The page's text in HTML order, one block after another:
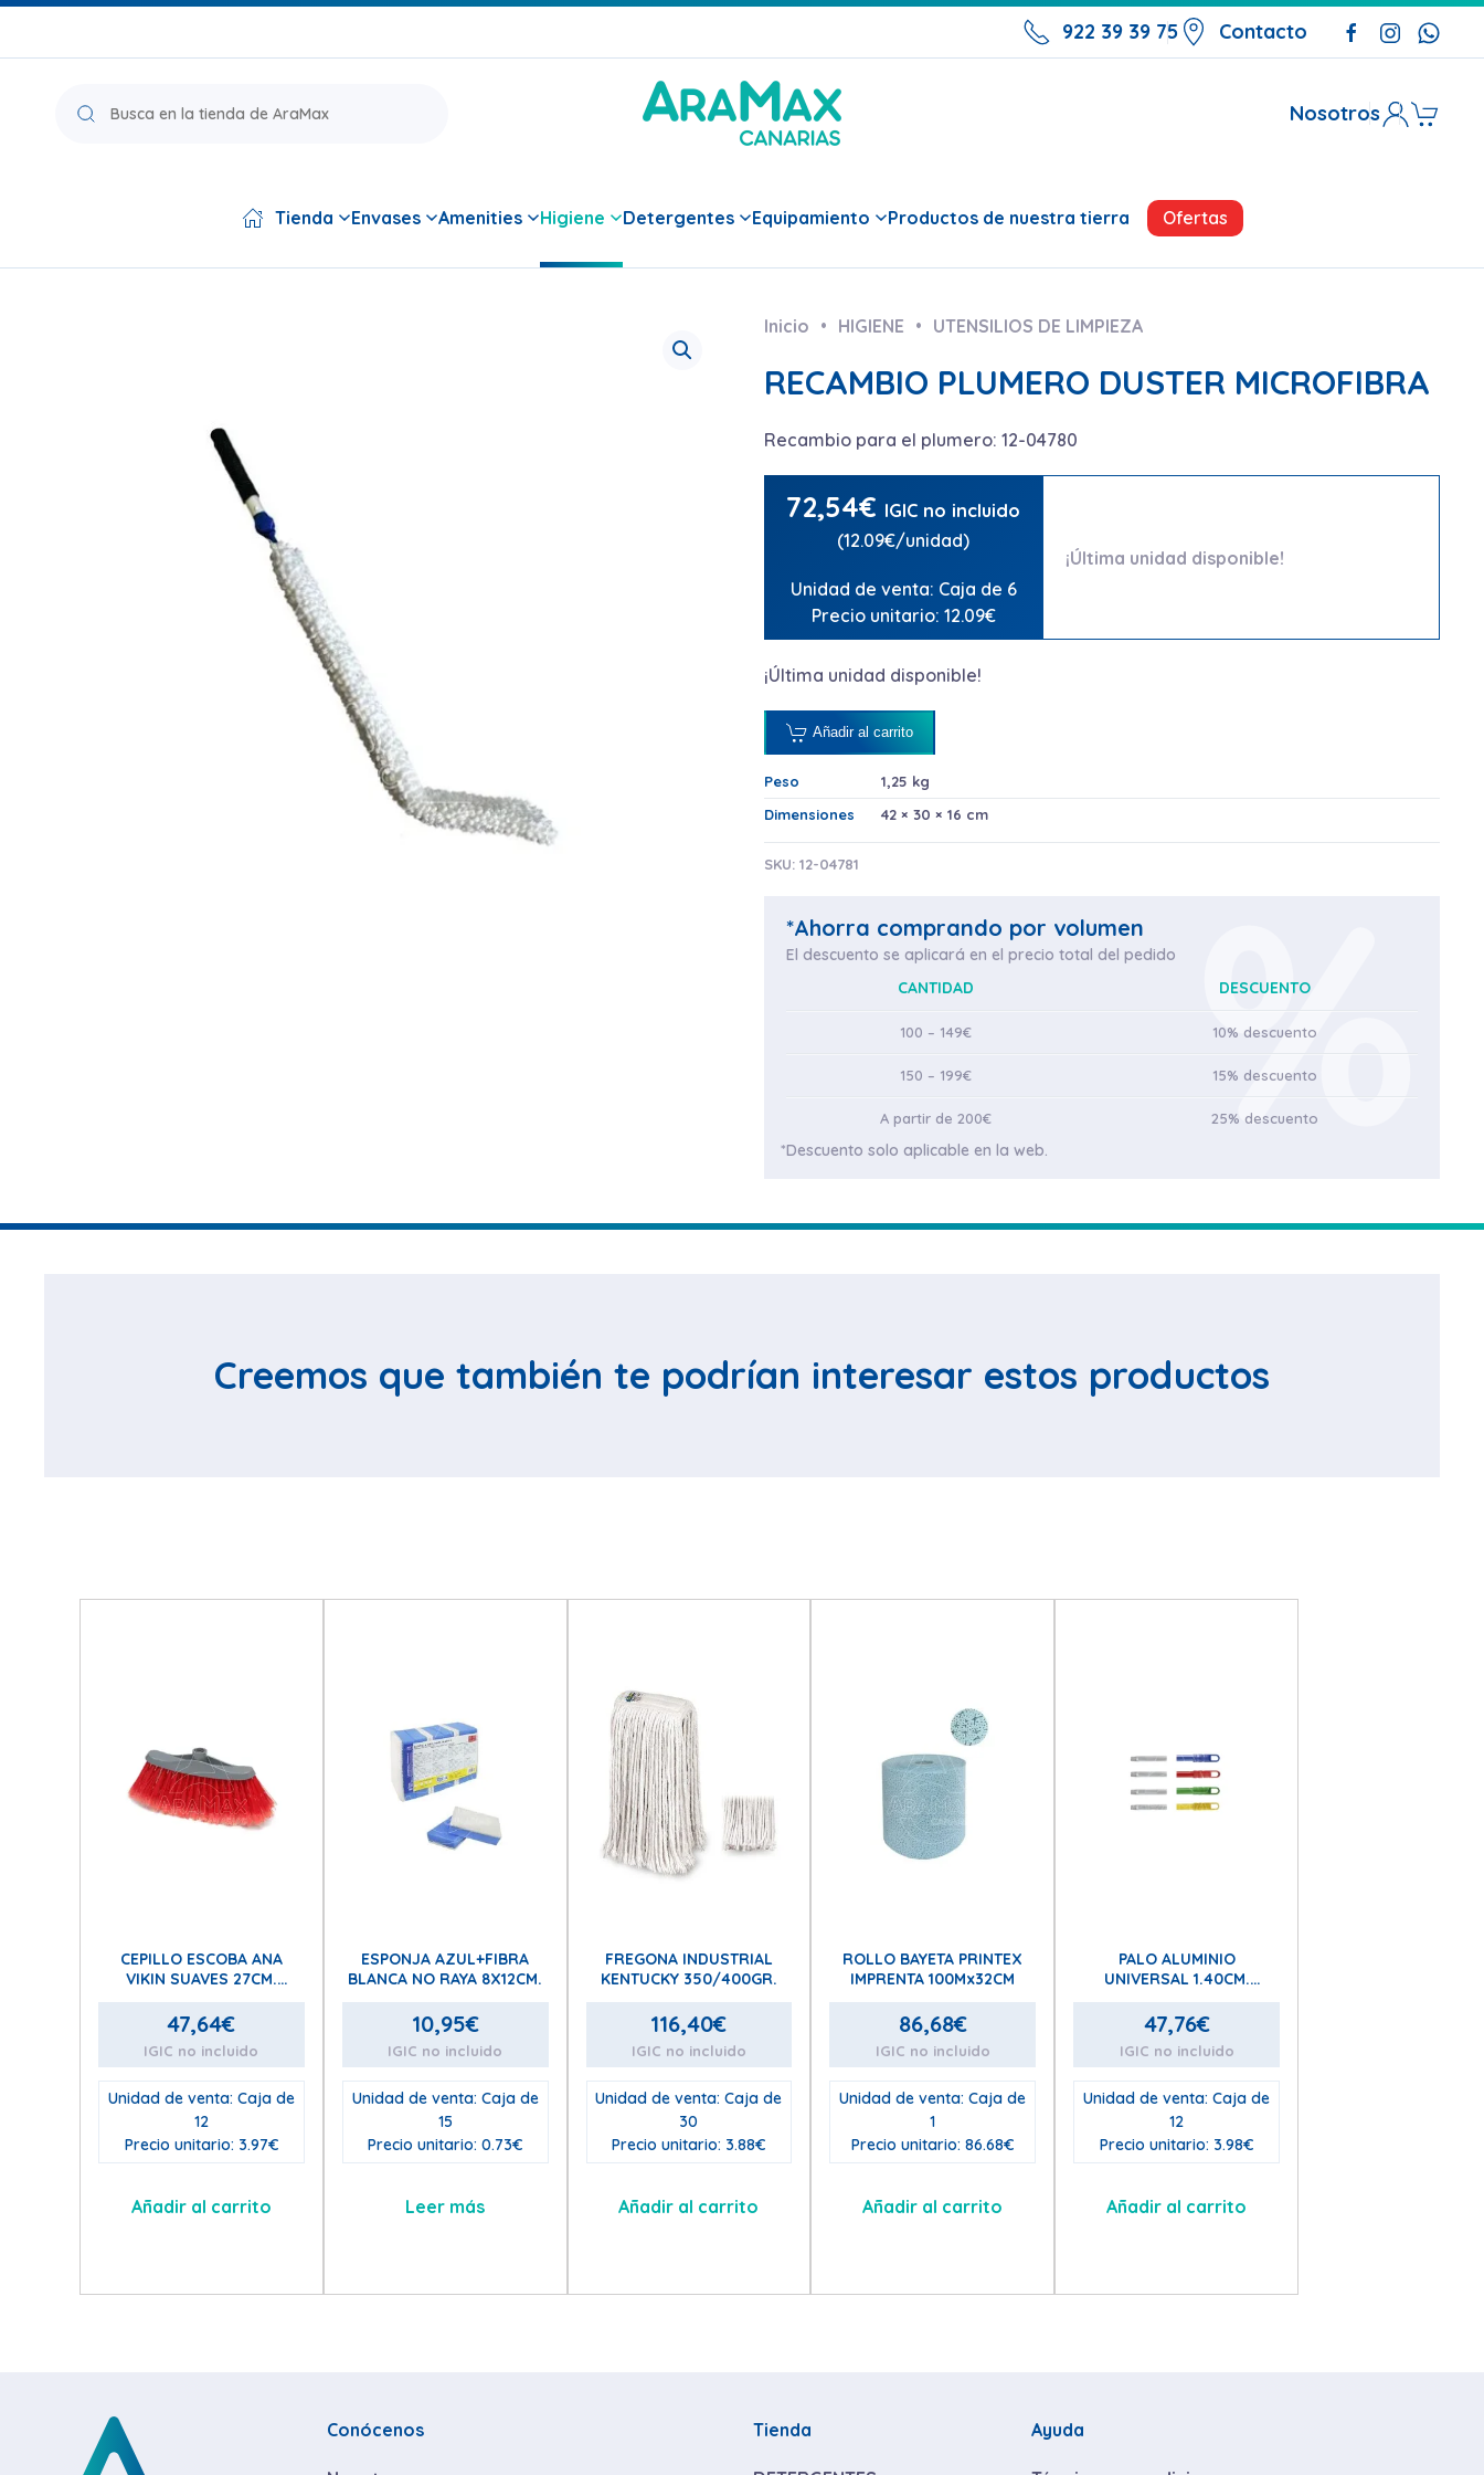
922 39 39 75 Contacto
productos Nosotros
Tienda Envases Amenities Higiene Detergentes Equipamiento Productos de nuestra tierra Ofertas
Inicio HIGIENE UTENSILIOS DE LIMPIEZA
RECAMBIO PLUMERO DUSTER MICROFIBRA
Recambio para el plumero: 12-04780
72,54€ IGIC no incluido
(12.09€/unidad)
Unidad de venta: Caja de 6
Precio unitario: 12.09€
¡Última unidad disponible!
¡Última unidad disponible!
Añadir al carrito
Peso
1,25 kg
Dimensiones
42 × 30 × 16 cm
SKU: 12-04781
*Ahorra comprando por volumen
El descuento se aplicará en el precio total del pedido
CANTIDAD
DESCUENTO
100 – 149€ 10% descuento
150 – 199€ 15% descuento
A partir de 200€ 25% descuento
*Descuento solo aplicable en la web.
Creemos que también te podrían interesar estos productos
CEPILLO ESCOBA ANA
VIKIN SUAVES 27CM.
COLORES VARIADOS
47,64€
IGIC no incluido
Unidad de venta: Caja de
12
Precio unitario: 3.97€
Añadir al carrito
ESPONJA AZUL+FIBRA
BLANCA NO RAYA 8X12CM.
10,95€
IGIC no incluido
Unidad de venta: Caja de
15
Precio unitario: 0.73€
Leer más
FREGONA INDUSTRIAL
KENTUCKY 350/400GR.
116,40€
IGIC no incluido
Unidad de venta: Caja de
30
Precio unitario: 3.88€
Añadir al carrito
ROLLO BAYETA PRINTEX
IMPRENTA 100Mx32CM
86,68€
IGIC no incluido
Unidad de venta: Caja de
1
Precio unitario: 86.68€
Añadir al carrito
PALO ALUMINIO
UNIVERSAL 1.40CM.
COLORES VARIADOS CADA
PAQUETE
VERDE/AMARILLO (6+6) Y
AZUL/ROJO (6+6)
47,76€
IGIC no incluido
Unidad de venta: Caja de
12
Precio unitario: 3.98€
Añadir al carrito
Conócenos Tienda Ayuda